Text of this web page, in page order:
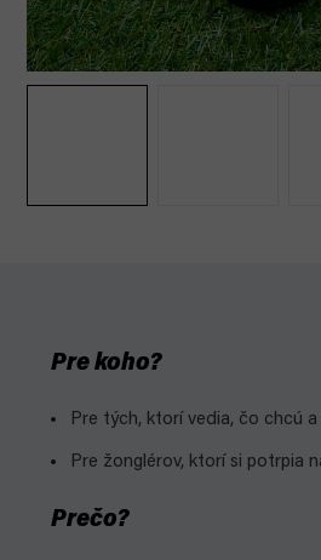
Pre koho?
Pre tých, ktorí vedia, čo chcú a
Pre žonglérov, ktorí si potrpia
Prečo?